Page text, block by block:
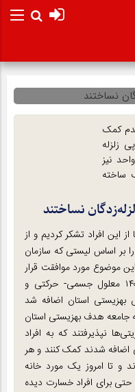
کمک
زلزله
نیز
ساخته
نساختند
از این افراد تشکر کردیم و از
بر اساس لیستی که سازمان
موضوع مورد موافقت قرار
نگرفت/در زلزله کرمانشاه نزدیک به ۱۴۰ معلول جسمی- حرکتی و
استان اضافه شد
جدید به جامعه هدف بهزیستی استان
نپذیرفتند که به افراد
شدند کمک کنند و هر
و تا امروز یک مورد خانه
برای افراد خسارت دیده